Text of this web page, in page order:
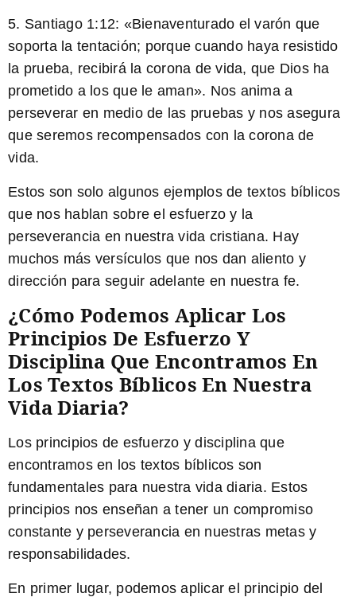
5. Santiago 1:12: «Bienaventurado el varón que
soporta la tentación; porque cuando haya resistido
la prueba, recibirá la corona de vida, que Dios ha
prometido a los que le aman». Nos anima a
perseverar en medio de las pruebas y nos asegura
que seremos recompensados con la corona de
vida.
Estos son solo algunos ejemplos de textos bíblicos
que nos hablan sobre el esfuerzo y la
perseverancia en nuestra vida cristiana. Hay
muchos más versículos que nos dan aliento y
dirección para seguir adelante en nuestra fe.
¿Cómo Podemos Aplicar Los
Principios De Esfuerzo Y
Disciplina Que Encontramos En
Los Textos Bíblicos En Nuestra
Vida Diaria?
Los principios de esfuerzo y disciplina que
encontramos en los textos bíblicos son
fundamentales para nuestra vida diaria. Estos
principios nos enseñan a tener un compromiso
constante y perseverancia en nuestras metas y
responsabilidades.
En primer lugar, podemos aplicar el principio del